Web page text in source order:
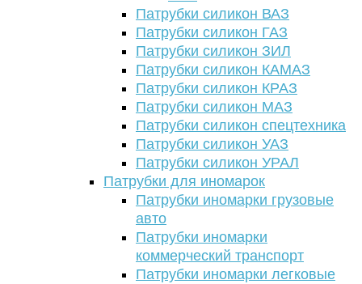
Патрубки силикон ВАЗ
Патрубки силикон ГАЗ
Патрубки силикон ЗИЛ
Патрубки силикон КАМАЗ
Патрубки силикон КРАЗ
Патрубки силикон МАЗ
Патрубки силикон спецтехника
Патрубки силикон УАЗ
Патрубки силикон УРАЛ
Патрубки для иномарок
Патрубки иномарки грузовые
авто
Патрубки иномарки
коммерческий транспорт
Патрубки иномарки легковые